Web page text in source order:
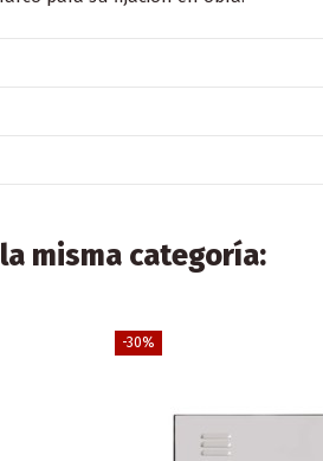
misma categoría:
-30%